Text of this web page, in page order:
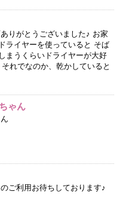
りがとうございました♪ お家
ライヤーを使っていると そば
まうくらいドライヤーが大好
それでなのか、乾かしていると
ゃん
ご利用お待ちしております♪